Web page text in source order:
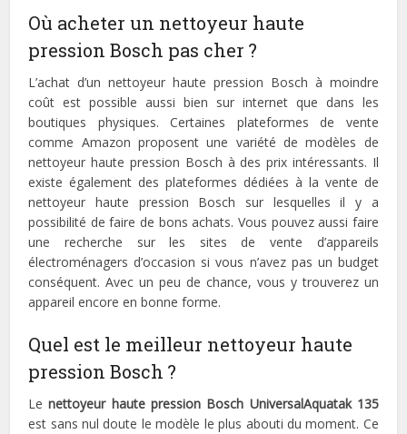
Où acheter un nettoyeur haute
pression Bosch pas cher ?
L’achat d’un nettoyeur haute pression Bosch à moindre
coût est possible aussi bien sur internet que dans les
boutiques physiques. Certaines plateformes de vente
comme Amazon proposent une variété de modèles de
nettoyeur haute pression Bosch à des prix intéressants. Il
existe également des plateformes dédiées à la vente de
nettoyeur haute pression Bosch sur lesquelles il y a
possibilité de faire de bons achats. Vous pouvez aussi faire
une recherche sur les sites de vente d’appareils
électroménagers d’occasion si vous n’avez pas un budget
conséquent. Avec un peu de chance, vous y trouverez un
appareil encore en bonne forme.
Quel est le meilleur nettoyeur haute
pression Bosch ?
Lenettoyeur haute pression Bosch UniversalAquatak 135
est sans nul doute le modèle le plus abouti du moment. Ce